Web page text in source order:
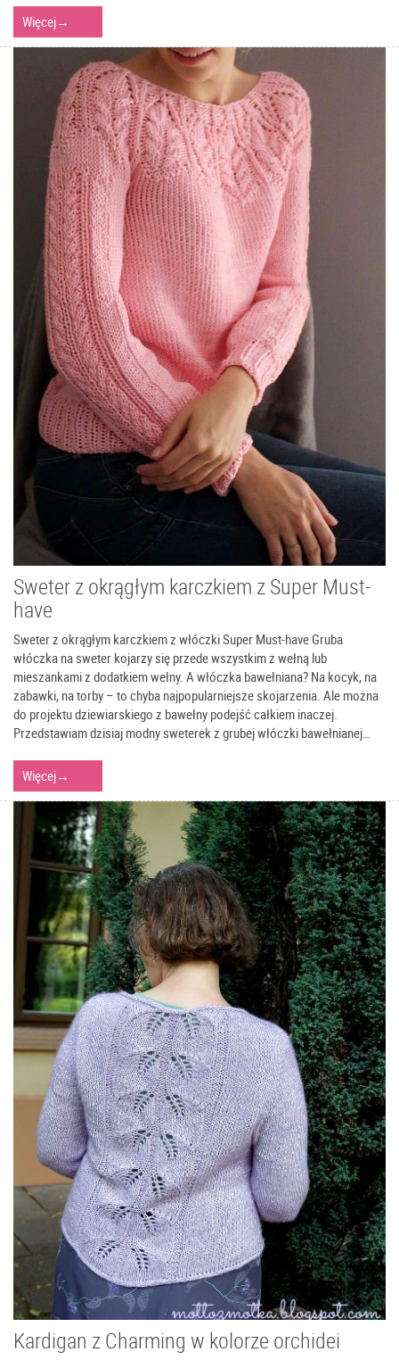
Więcej→
Sweter z okrągłym karczkiem z Super Must-
have
Sweter z okrągłym karczkiem z włóczki Super Must-have Gruba
włóczka na sweter kojarzy się przede wszystkim z wełną lub
mieszankami z dodatkiem wełny. A włóczka bawełniana? Na kocyk, na
zabawki, na torby – to chyba najpopularniejsze skojarzenia. Ale można
do projektu dziewiarskiego z bawełny podejść całkiem inaczej.
Przedstawiam dzisiaj modny sweterek z grubej włóczki bawełnianej…
Więcej→
Kardigan z Charming w kolorze orchidei